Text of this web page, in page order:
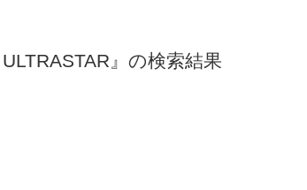
』の検索結果